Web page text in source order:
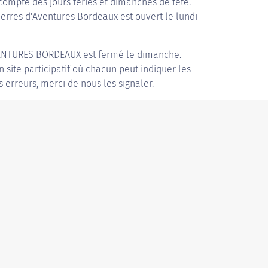
d'Aventures Bordeaux est ouvert le lundi
BORDEAUX est fermé le dimanche.
site participatif où chacun peut indiquer les
erreurs, merci de nous les signaler.